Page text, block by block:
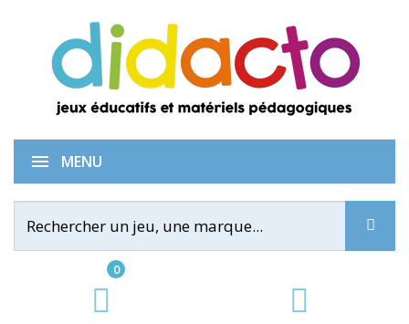
0
MENU
Dé monnaie - centimes